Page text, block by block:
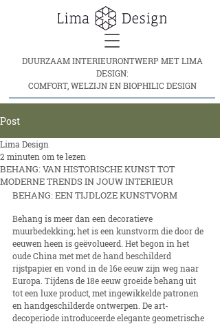
DUURZAAM INTERIEURONTWERP MET LIMA
DESIGN:
COMFORT, WELZIJN EN BIOPHILIC DESIGN
Post
BEHANG: VAN HISTORISCHE KUNST TOT
MODERNE TRENDS IN JOUW INTERIEUR
Lima Design
2 minuten om te lezen
BEHANG: EEN TIJDLOZE KUNSTVORM
Behang is meer dan een decoratieve
muurbedekking; het is een kunstvorm die door de
eeuwen heen is geëvolueerd. Het begon in het
oude China met met de hand beschilderd
rijstpapier en vond in de 16e eeuw zijn weg naar
Europa. Tijdens de 18e eeuw groeide behang uit
tot een luxe product, met ingewikkelde patronen
en handgeschilderde ontwerpen. De art-
decoperiode introduceerde elegante geometrische